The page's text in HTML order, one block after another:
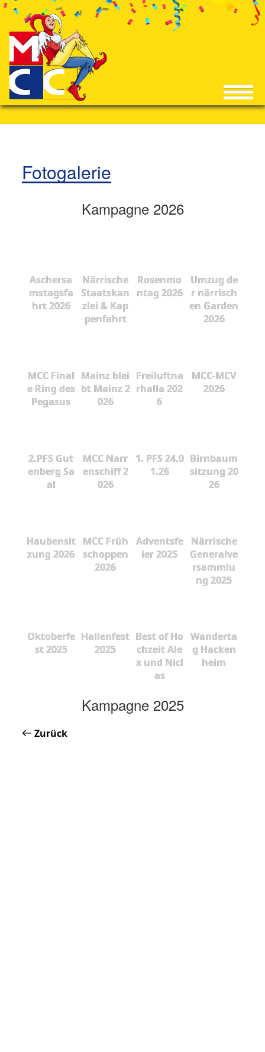
Fotogalerie
Kampagne 2026
Aschersa
mstagsfa
hrt 2026
Närrische
Staatskan
zlei & Kap
penfahrt
Rosenmo
ntag 2026
Umzug de
r närrisch
en Garden
2026
MCC Final
e Ring des
Pegasus
Mainz blei
bt Mainz 2
026
Freiluftna
rhalla 202
6
MCC-MCV
2026
2.PFS Gut
enberg Sa
al
MCC Narr
enschiff 2
026
1. PFS 24.0
1.26
Birnbaum
sitzung 20
26
Haubensit
zung 2026
MCC Früh
schoppen
2026
Adventsfe
ier 2025
Närrische
Generalve
rsammlu
ng 2025
Oktoberfe
st 2025
Hallenfest
2025
Best of Ho
chzeit Ale
x und Nicl
as
Wanderta
g Hacken
heim
Kampagne 2025
Zurück